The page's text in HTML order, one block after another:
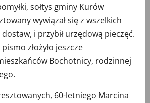
sołtys gminy Kurów
wywiązał się z wszelkich
i przybił urzędową pieczęć.
złożyło jeszcze
Bochotnicy, rodzinnej
60-letniego Marcina